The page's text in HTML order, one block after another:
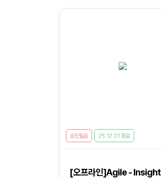
승인필요 25.12.31 종료
[오프라인]Agile - Insight